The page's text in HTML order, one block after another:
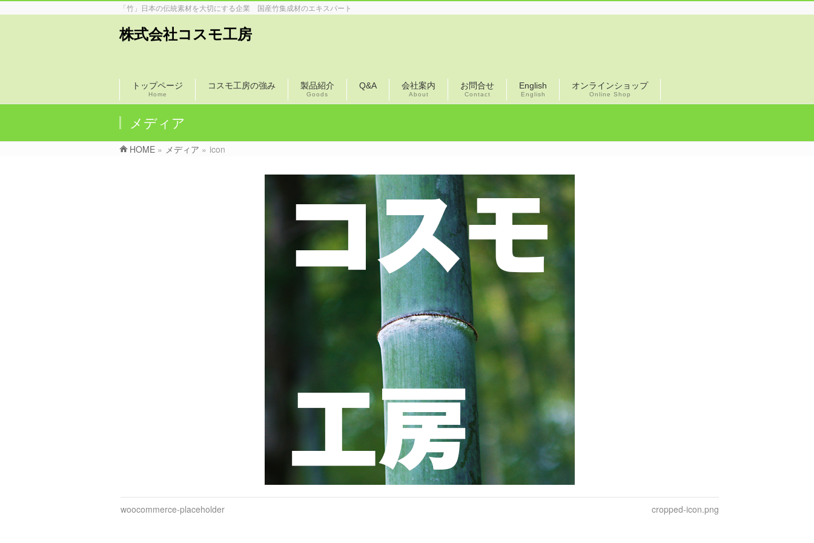
「竹」日本の伝統素材を大切にする企業 国産竹集成材のエキスパート
株式会社コスモ工房
トップページ
Home
コスモ工房の強み 製品紹介
Goods
Q&A 会社案内
About
お問合せ
Contact
English
English
オンラインショップ
Online Shop
メディア
HOME » メディア » icon
woocommerce-placeholder cropped-icon.png